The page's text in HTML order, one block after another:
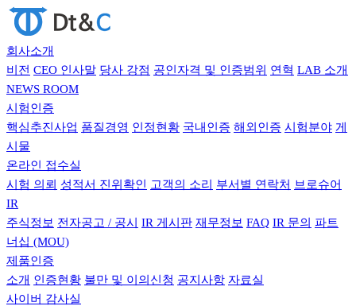
회사소개
비전 CEO 인사말 당사 강점 공인자격 및 인증범위 연혁 LAB 소개
NEWS ROOM
시험인증
핵심추진사업 품질경영 인정현황 국내인증 해외인증 시험분야 게
시물
온라인 접수실
시험 의뢰 성적서 진위확인 고객의 소리 부서별 연락처 브로슈어
IR
주식정보 전자공고 / 공시 IR 게시판 재무정보 FAQ IR 문의 파트
너십 (MOU)
제품인증
소개 인증현황 불만 및 이의신청 공지사항 자료실
사이버 감사실